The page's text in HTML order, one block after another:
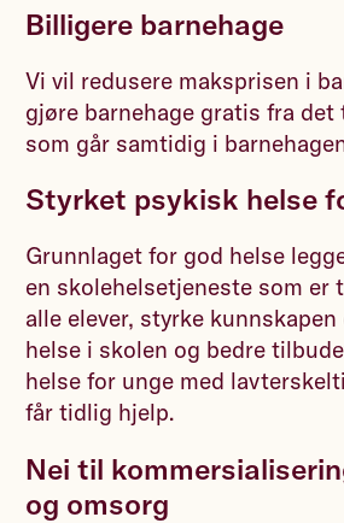
Billigere barnehage
Vi vil redusere maksprisen i
gjøre barnehage gratis fra det
som går samtidig i
Styrket psykisk helse
Grunnlaget for god helse
en skolehelsetjeneste som er
alle elever, styrke
helse i skolen og bedre
helse for unge med
får tidlig hjelp.
Nei til
og omsorg